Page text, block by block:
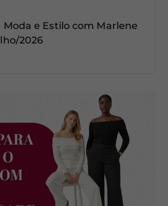
e Estilo com Marlene
2026